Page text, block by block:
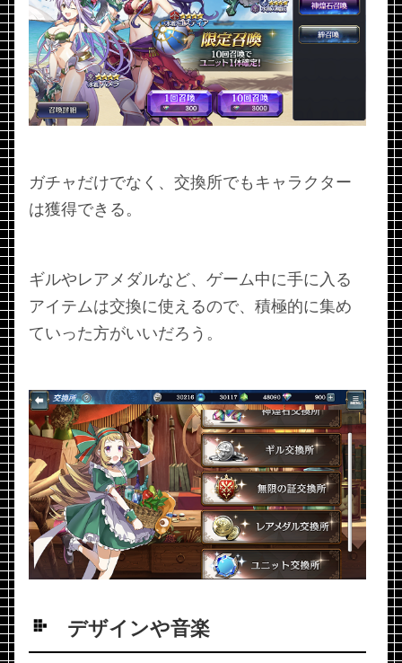
ガチャだけでなく、交換所でもキャラクター
は獲得できる。
ギルやレアメダルなど、ゲーム中に手に入る
アイテムは交換に使えるので、積極的に集め
ていった方がいいだろう。
デザインや音楽